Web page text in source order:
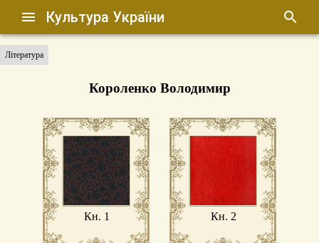
Культура України
Література
Короленко Володимир
Кн. 1 Кн. 2